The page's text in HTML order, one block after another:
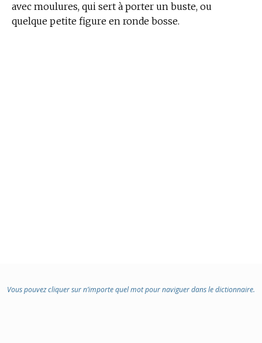
avec moulures, qui sert à porter un buste, ou
quelque petite figure en ronde bosse.
Vous pouvez cliquer sur n’importe quel mot pour naviguer dans le dictionnaire.